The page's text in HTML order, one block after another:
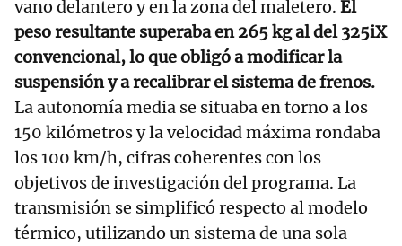
vano delantero y en la zona del maletero. El
peso resultante superaba en 265 kg al del 325iX
convencional, lo que obligó a modificar la
suspensión y a recalibrar el sistema de frenos.
La autonomía media se situaba en torno a los
150 kilómetros y la velocidad máxima rondaba
los 100 km/h, cifras coherentes con los
objetivos de investigación del programa. La
transmisión se simplificó respecto al modelo
térmico, utilizando un sistema de una sola